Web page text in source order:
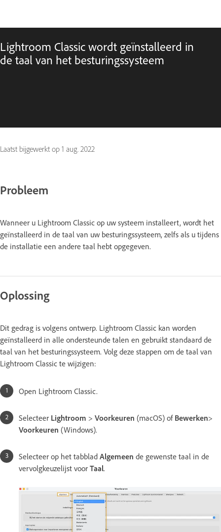
Lightroom Classic wordt geïnstalleerd in
de taal van het besturingssysteem
Laatst bijgewerkt op 1 aug. 2022
Probleem
Wanneer u Lightroom Classic op uw systeem installeert, wordt het
geïnstalleerd in de taal van uw besturingssysteem, zelfs als u tijdens
de installatie een andere taal hebt opgegeven.
Oplossing
Dit gedrag is volgens ontwerp. Lightroom Classic kan worden
geïnstalleerd in alle ondersteunde talen en gebruikt standaard de
taal van het besturingssysteem. Volg deze stappen om de taal van
Lightroom Classic te wijzigen:
Open Lightroom Classic.
Selecteer Lightroom > Voorkeuren (macOS) of Bewerken>
Voorkeuren (Windows).
Selecteer op het tabblad Algemeen de gewenste taal in de
vervolgkeuzelijst voor Taal.